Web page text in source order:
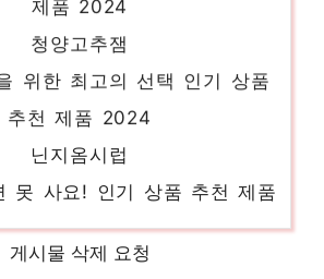
안단잼
게시물 삭제 요청